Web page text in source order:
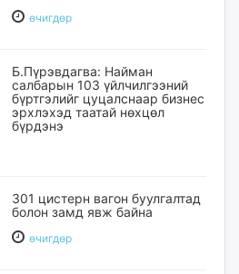
өчигдѳр
Б.Пүрэвдагва: Найман
салбарын 103 үйлчилгээний
бүртгэлийг цуцалснаар бизнес
эрхлэхэд таатай нөхцөл
бүрдэнэ
301 цистерн вагон буулгалтад
болон замд явж байна
өчигдѳр